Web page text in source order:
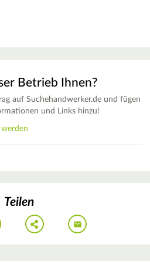
Betrieb Ihnen?
auf Suchehandwerker.de und fügen
und Links hinzu!
werden
Teilen